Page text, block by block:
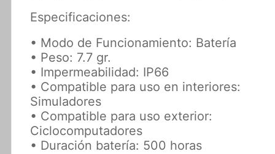
Especificaciones:
• Modo de Funcionamiento: Batería
• Peso: 7.7 gr.
• Impermeabilidad: IP66
• Compatible para uso en interiores:
Simuladores
• Compatible para uso exterior:
Ciclocomputadores
• Duración batería: 500 horas